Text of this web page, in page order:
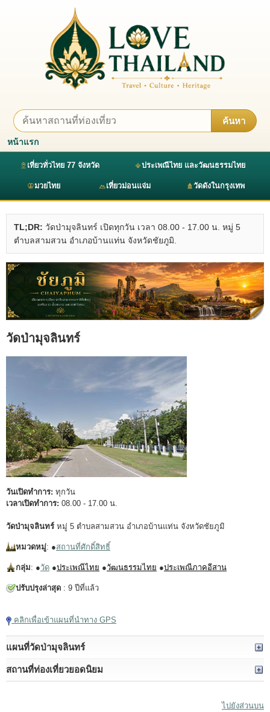
ค้นหา
หน้าแรก
เที่ยวทั่วไทย 77 จังหวัด ประเพณีไทย และวัฒนธรรมไทย
มวยไทย เที่ยวม่อนแจ่ม วัดดังในกรุงเทพ
TL;DR: วัดป่ามุจลินทร์ เปิดทุกวัน เวลา 08.00 - 17.00 น. หมู่ 5
ตำบลสามสวน อำเภอบ้านแท่น จังหวัดชัยภูมิ.
วัดป่ามุจลินทร์
วันเปิดทำการ: ทุกวัน
เวลาเปิดทำการ: 08.00 - 17.00 น.
วัดป่ามุจลินทร์ หมู่ 5 ตำบลสามสวน อำเภอบ้านแท่น จังหวัดชัยภูมิ
หมวดหมู่: ●สถานที่ศักดิ์สิทธิ์
กลุ่ม: ●วัด ●ประเพณีไทย ●วัฒนธรรมไทย ●ประเพณีภาคอีสาน
ปรับปรุงล่าสุด : 9 ปีที่แล้ว
คลิกเพื่อเข้าแผนที่นำทาง GPS
แผนที่วัดป่ามุจลินทร์
สถานที่ท่องเที่ยวยอดนิยม
ไปยังส่วนบน